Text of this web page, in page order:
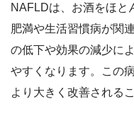
NAFLDは、お酒をほと
肥満や生活習慣病が関
の低下や効果の減少に
やすくなります。この
より大きく改善される